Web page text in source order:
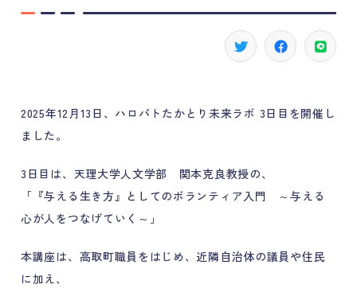
2025年12月13日、ハロパトたかとり未来ラボ 3日目を開催し
ました。
3日目は、天理大学人文学部 関本克良教授の、
「『与える生き方』としてのボランティア入門 ～与える
心が人をつなげていく～」
本講座は、高取町職員をはじめ、近隣自治体の議員や住民
に加え、